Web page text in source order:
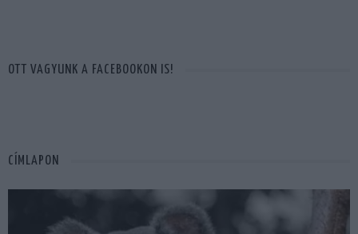
OTT VAGYUNK A FACEBOOKON IS!
CÍMLAPON